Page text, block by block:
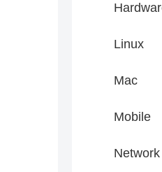
Linux
Mac
Mobile
Network